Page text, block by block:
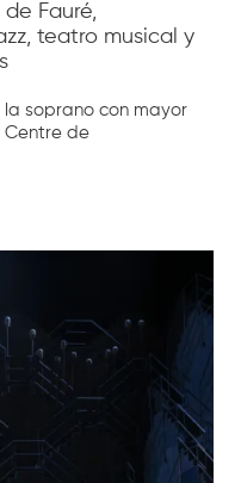
Fauré,
teatro musical y
soprano con mayor
de